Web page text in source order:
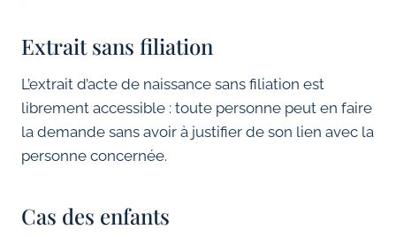
Extrait sans filiation
L’extrait d’acte de naissance sans filiation est
librement accessible : toute personne peut en faire
la demande sans avoir à justifier de son lien avec la
personne concernée.
Cas des enfants